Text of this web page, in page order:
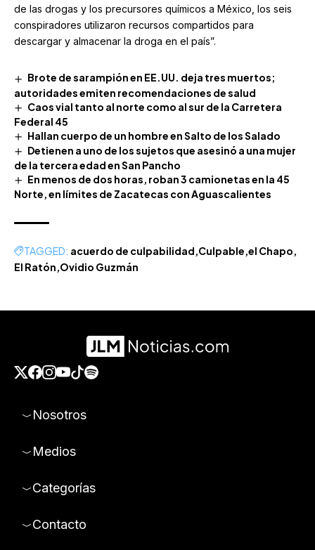
de las drogas y los precursores químicos a México, los seis
conspiradores utilizaron recursos compartidos para
descargar y almacenar la droga en el país”.
Brote de sarampión en EE.UU. deja tres muertos;
autoridades emiten recomendaciones de salud
Caos vial tanto al norte como al sur de la Carretera
Federal 45
Hallan cuerpo de un hombre en Salto de los Salado
Detienen a uno de los sujetos que asesinó a una mujer
de la tercera edad en San Pancho
En menos de dos horas, roban 3 camionetas en la 45
Norte, en límites de Zacatecas con Aguascalientes
TAGGED: acuerdo de culpabilidad Culpable el Chapo
El Ratón Ovidio Guzmán
Nosotros
Medios
Categorías
Contacto